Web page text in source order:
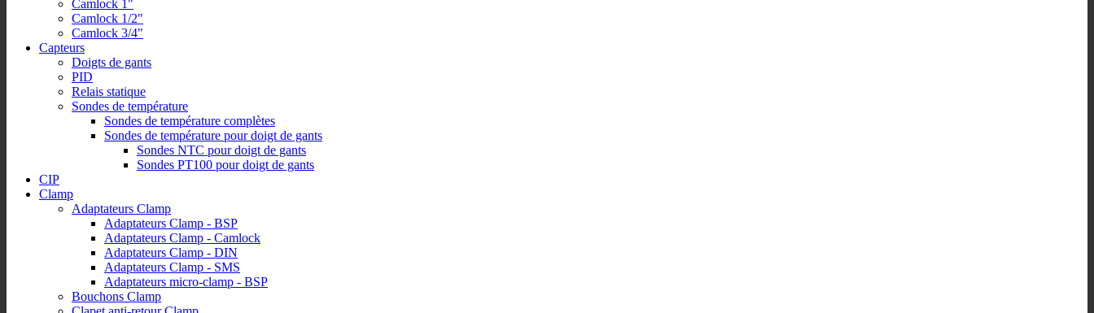
Camlock 1"
Camlock 1/2"
Camlock 3/4"
Capteurs
Doigts de gants
PID
Relais statique
Sondes de température
Sondes de température complètes
Sondes de température pour doigt de gants
Sondes NTC pour doigt de gants
Sondes PT100 pour doigt de gants
CIP
Clamp
Adaptateurs Clamp
Adaptateurs Clamp - BSP
Adaptateurs Clamp - Camlock
Adaptateurs Clamp - DIN
Adaptateurs Clamp - SMS
Adaptateurs micro-clamp - BSP
Bouchons Clamp